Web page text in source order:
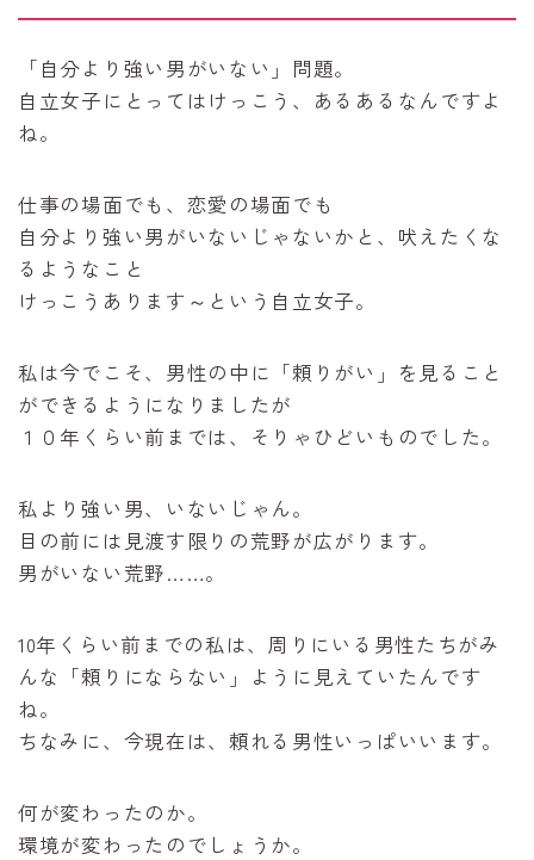
「自分より強い男がいない」問題。
自立女子にとってはけっこう、あるあるなんですよ
ね。
仕事の場面でも、恋愛の場面でも
自分より強い男がいないじゃないかと、吠えたくな
るようなこと
けっこうあります～という自立女子。
私は今でこそ、男性の中に「頼りがい」を見ること
ができるようになりましたが
１０年くらい前までは、そりゃひどいものでした。
私より強い男、いないじゃん。
目の前には見渡す限りの荒野が広がります。
男がいない荒野……。
10年くらい前までの私は、周りにいる男性たちがみ
んな「頼りにならない」ように見えていたんです
ね。
ちなみに、今現在は、頼れる男性いっぱいいます。
何が変わったのか。
環境が変わったのでしょうか。